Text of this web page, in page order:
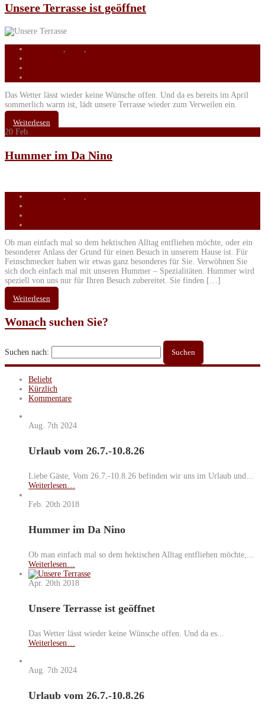
Unsere Terrasse ist geöffnet
Das Wetter lässt wieder keine Wünsche offen. Und da es bereits im April
sommerlich warm ist, lädt unsere Terrasse wieder zum Verweilen ein.
Weiterlesen
20 Feb.
Hummer im Da Nino
Ob man einfach mal so dem hektischen Alltag entfliehen möchte, oder ein
besonderer Anlass der Grund für einen Besuch in unserem Hause ist. Für
Feinschmecker haben wir etwas ganz besonderes für Sie. Verwöhnen Sie
sich doch einfach mal mit unseren Hummer – Spezialitäten. Hummer wird
speziell von uns nur für Ihren Besuch zubereitet. Sie finden […]
Weiterlesen
Wonach suchen Sie?
Suchen nach:
Beliebt
Kürzlich
Kommentare
Aug. 7th 2024
Urlaub vom 26.7.-10.8.26
Liebe Gäste, Vom 26.7.-10.8.26 befinden wir uns im Urlaub und...
Weiterlesen…
Feb. 20th 2018
Hummer im Da Nino
Ob man einfach mal so dem hektischen Alltag entfliehen möchte,...
Weiterlesen…
Apr. 20th 2018
Unsere Terrasse ist geöffnet
Das Wetter lässt wieder keine Wünsche offen. Und da es...
Weiterlesen…
Aug. 7th 2024
Urlaub vom 26.7.-10.8.26